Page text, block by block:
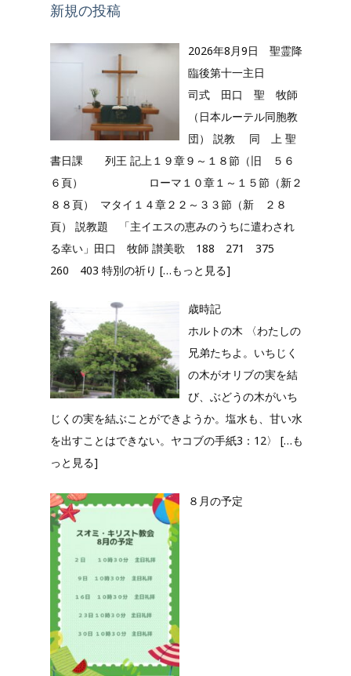
新規の投稿
2026年8月9日 聖霊降
臨後第十一主日
司式 田口 聖 牧師
（日本ルーテル同胞教
団） 説教 同 上 聖
書日課 列王 記上１９章９～１８節（旧 ５６
６頁） ローマ１０章１～１５節（新２
８８頁） マタイ１４章２２～３３節（新 ２８
頁） 説教題 「主イエスの恵みのうちに遣わされ
る幸い」田口 牧師 讃美歌 188 271 375
260 403 特別の祈り […もっと見る]
歳時記
ホルトの木 〈わたしの
兄弟たちよ。いちじく
の木がオリブの実を結
び、ぶどうの木がいち
じくの実を結ぶことができようか。塩水も、甘い水
を出すことはできない。ヤコブの手紙3：12〉 […も
っと見る]
８月の予定